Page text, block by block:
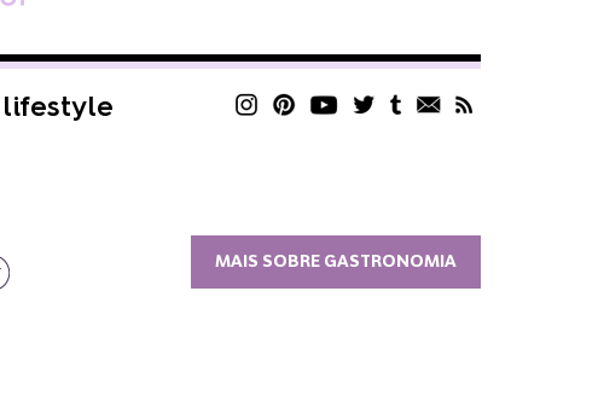
lifestyle
MAIS SOBRE GASTRONOMIA